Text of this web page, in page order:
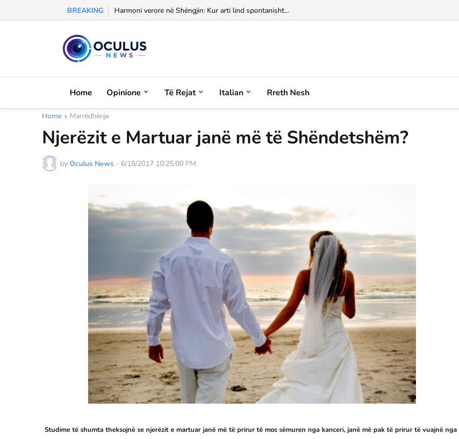
BREAKING Morali, frika dhe dashuria...
Home Opinione Të Rejat Italian Rreth Nesh
Home Marrëdhënje
Njerëzit e Martuar janë më të Shëndetshëm?
by Oculus News - 6/18/2017 10:25:00 PM
Studime të shumta theksojnë se njerëzit e martuar janë më të prirur të mos sëmuren nga kanceri, janë më pak të prirur të vuajnë nga